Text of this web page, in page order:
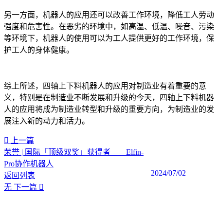
另一方面，机器人的应用还可以改善工作环境，降低工人劳动
强度和危害性。在恶劣的环境中，如高温、低温、噪音、污染
等环境下，机器人的使用可以为工人提供更好的工作环境，保
护工人的身体健康。
综上所述，四轴上下料机器人的应用对制造业有着重要的意
义，特别是在制造业不断发展和升级的今天，四轴上下料机器
人的应用将成为制造业转型和升级的重要方向，为制造业的发
展注入新的动力和活力。‍
上一篇
荣誉 | 国际「顶级双奖」获得者——Elfin-
Pro协作机器人
2024/07/02
返回列表
无 下一篇